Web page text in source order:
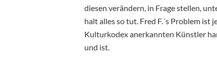
diesen verändern, in Frage stellen,
halt alles so tut. Fred F.´s Problem ist
Kulturkodex anerkannten Künstler
und ist.